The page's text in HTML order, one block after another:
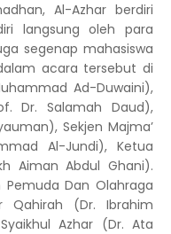
Al-Azhar berdiri
langsung oleh para
segenap mahasiswa
acara tersebut di
Ad-Duwaini),
Dr. Salamah Daud),
Sekjen Majma’
Al-Jundi), Ketua
Aiman Abdul Ghani).
Dan Olahraga
Qahirah (Dr. Ibrahim
Azhar (Dr. Ata